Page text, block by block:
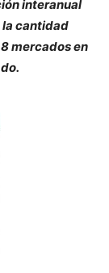
interanual
la cantidad
mercados en